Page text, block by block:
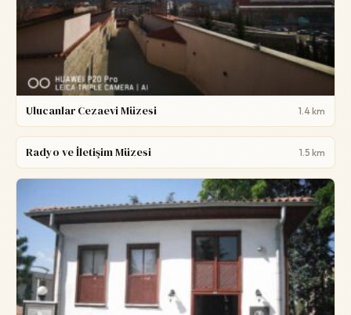
Ulucanlar Cezaevi Müzesi 1.4 km
Radyo ve İletişim Müzesi 1.5 km